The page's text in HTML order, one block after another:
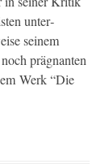
unter­
seinem
präg­nan­ten
Werk “Die